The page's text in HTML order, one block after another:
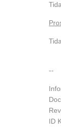
--
ID